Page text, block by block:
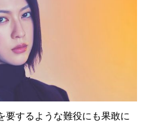
要するような難役にも果敢に